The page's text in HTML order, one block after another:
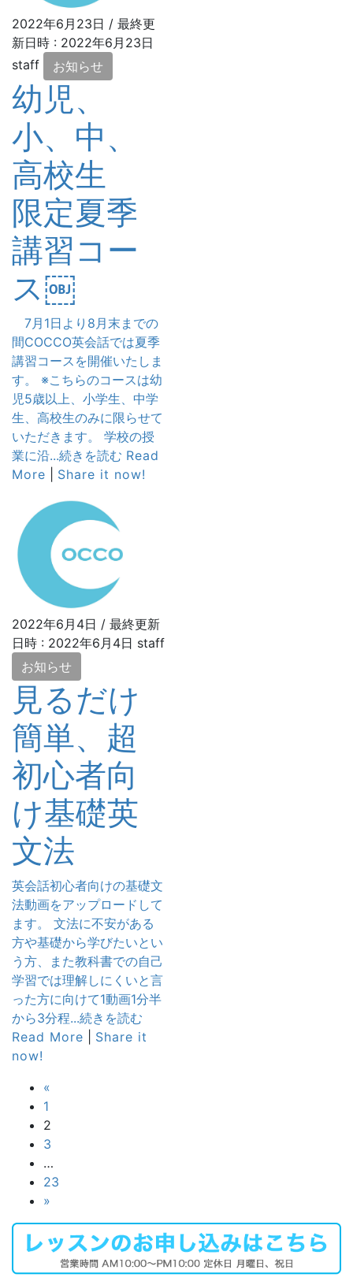
2022年6月23日 / 最終更
新日時 : 2022年6月23日
staff
お知らせ
幼児、
小、中、
高校生
限定夏季
講習コー
ス￼
7月1日より8月末までの
間COCCO英会話では夏季
講習コースを開催いたしま
す。 ※こちらのコースは幼
児5歳以上、小学生、中学
生、高校生のみに限らせて
いただきます。 学校の授
業に沿...続きを読む Read
More
Share it now!
2022年6月4日 / 最終更新
日時 : 2022年6月4日 staff
お知らせ
見るだけ
簡単、超
初心者向
け基礎英
文法
英会話初心者向けの基礎文
法動画をアップロードして
ます。 文法に不安がある
方や基礎から学びたいとい
う方、また教科書での自己
学習では理解しにくいと言
った方に向けて1動画1分半
から3分程...続きを読む
Read More
Share it
now!
投
稿
の
ペ
ー
ジ
送
«
固
定
ペ
ー
ジ
1
固
定
ペ
ー
ジ
2
固
定
ペ
ー
ジ
3
…
固
定
ペ
ー
ジ
23
»